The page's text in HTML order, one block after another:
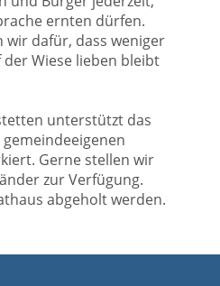
ernten dürfen.
wir dafür, dass weniger
Wiese lieben bleibt
unterstützt das
Gerne stellen wir
zur Verfügung.
abgeholt werden.